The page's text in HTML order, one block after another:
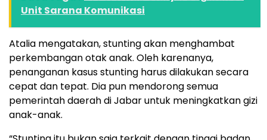
Unit Sarana Komunikasi
Atalia mengatakan, stunting akan menghambat
perkembangan otak anak. Oleh karenanya,
penanganan kasus stunting harus dilakukan secara
cepat dan tepat. Dia pun mendorong semua
pemerintah daerah di Jabar untuk meningkatkan gizi
anak-anak.